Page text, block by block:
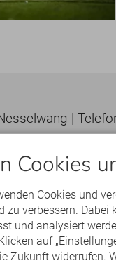
|
Cookies
Cookies und
verbessern. Dabei
und analysiert
auf
Zukunft widerrufen.